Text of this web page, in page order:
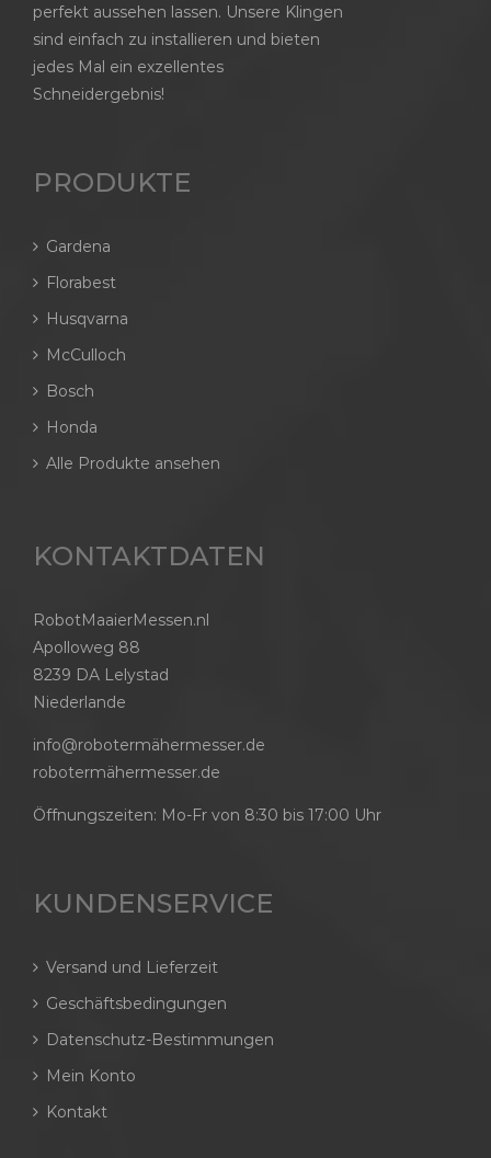
perfekt aussehen lassen. Unsere Klingen
sind einfach zu installieren und bieten
jedes Mal ein exzellentes
Schneidergebnis!
PRODUKTE
Gardena
Florabest
Husqvarna
McCulloch
Bosch
Honda
Alle Produkte ansehen
KONTAKTDATEN
RobotMaaierMessen.nl
Apolloweg 88
8239 DA Lelystad
Niederlande
info@robotermähermesser.de
robotermähermesser.de
Öffnungszeiten: Mo-Fr von 8:30 bis 17:00 Uhr
KUNDENSERVICE
Versand und Lieferzeit
Geschäftsbedingungen
Datenschutz-Bestimmungen
Mein Konto
Kontakt